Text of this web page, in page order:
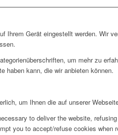
Ihrem Gerät eingestellt werden. Wir
um mehr zu
haben kann, die wir anbieten können.
um Ihnen die auf unserer
to deliver the website,
you to accept/refuse cookies when